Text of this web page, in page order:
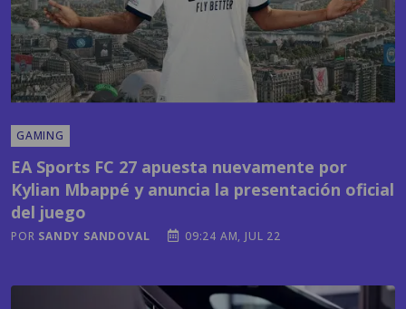
GAMING
EA Sports FC 27 apuesta nuevamente por
Kylian Mbappé y anuncia la presentación oficial
del juego
POR SANDY SANDOVAL 09:24 AM, JUL 22